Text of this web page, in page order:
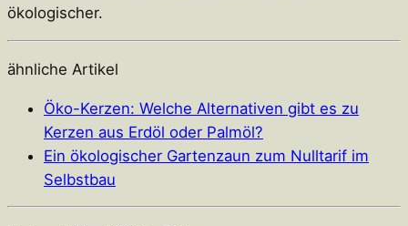
ökologischer.
ähnliche Artikel
Öko-Kerzen: Welche Alternativen gibt es zu
Kerzen aus Erdöl oder Palmöl?
Ein ökologischer Gartenzaun zum Nulltarif im
Selbstbau